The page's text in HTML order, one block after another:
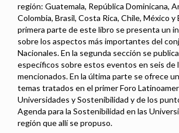
región: Guatemala, República Dominicana,
Colombia, Brasil, Costa Rica, Chile, México y
primera parte de este libro se presenta un
sobre los aspectos más importantes del
Nacionales. En la segunda sección se
específicos sobre estos eventos en seis de
mencionados. En la última parte se ofrece
temas tratados en el primer Foro
Universidades y Sostenibilidad y de los
Agenda para la Sostenibilidad en las
región que allí se propuso.